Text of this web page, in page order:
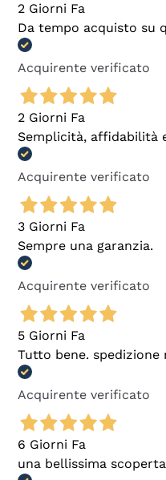
2 Giorni Fa
Da tempo acquisto su
Acquirente verificato
2 Giorni Fa
Semplicità, affidabilità
Acquirente verificato
3 Giorni Fa
Sempre una garanzia.
Acquirente verificato
5 Giorni Fa
Tutto bene. spedizione
Acquirente verificato
6 Giorni Fa
una bellissima scoperta